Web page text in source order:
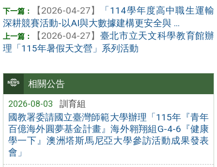
相關公告
2026-08-03 訓育組
國教署委請國立臺灣師範大學辦理「115年『青年
百億海外圓夢基金計畫』海外翱翔組G-4-6『健康
學一下』澳洲塔斯馬尼亞大學參訪活動成果發表
會」
【2026-04-27】
「114學年度高中職生運輸
深耕競賽活動-以AI與大數據建構更安全與 ...
【2026-04-27】 臺北市立天文科學教育館辦
理「115年暑假天文營」系列活動